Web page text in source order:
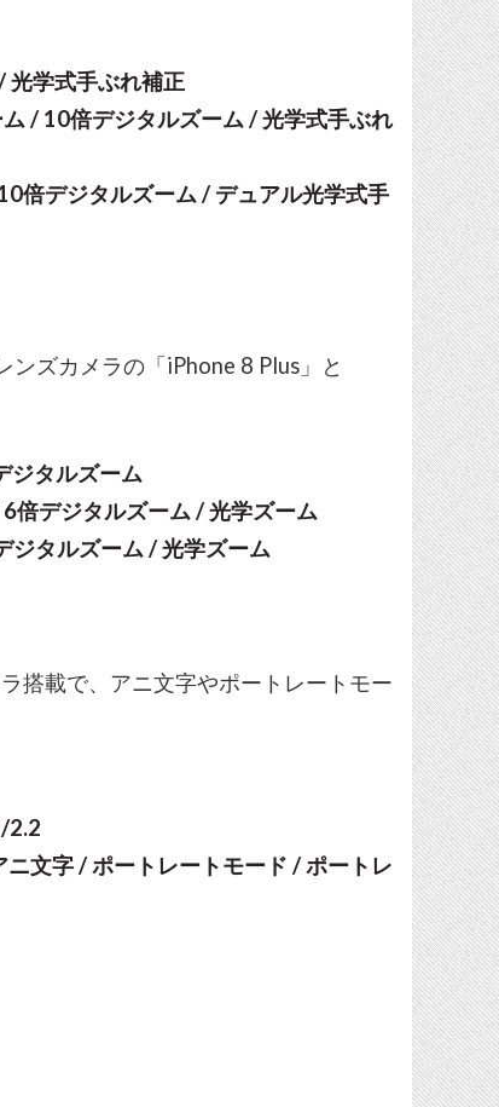
学式手ぶれ補正
/ 10倍デジタルズーム / 光学式手ぶれ
倍デジタルズーム / デュアル光学式手
ズカメラの「iPhone 8 Plus」と
タルズーム
デジタルズーム / 光学ズーム
タルズーム / 光学ズーム
搭載で、アニ文字やポートレートモー
2.2
文字 / ポートレートモード / ポートレ